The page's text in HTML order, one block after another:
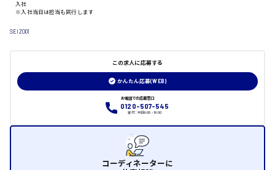
月給制すべて
入社
※入社当日は担当も同行します
SEIZO01
この求人に応募する
かんたん応募(WEB)
お電話での応募窓口
0120-507-545
受付：平日9:00 - 18:00
コーディネーターに